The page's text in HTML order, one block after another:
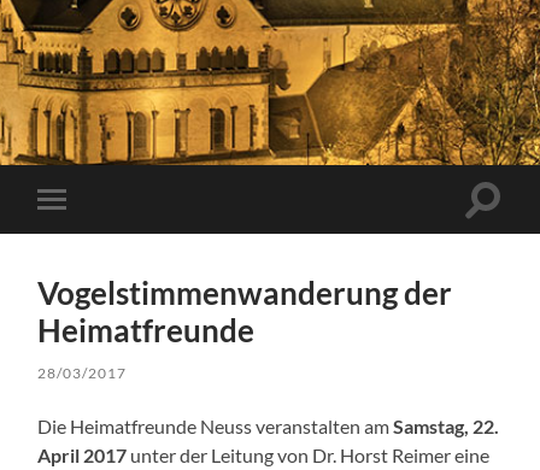
Mobile-
Menü
Vogelstimmenwanderung der
Heimatfreunde
28/03/2017
Die Heimatfreunde Neuss veranstalten amSamstag, 22.
April 2017 unter der Leitung von Dr. Horst Reimer eine